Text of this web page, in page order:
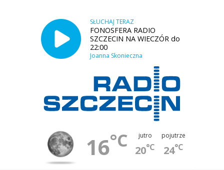
SŁUCHAJ TERAZ
FONOSFERA RADIO
SZCZECIN NA WIECZÓR do
22:00
Joanna Skonieczna
16°C jutro
20°C
pojutrze
24°C